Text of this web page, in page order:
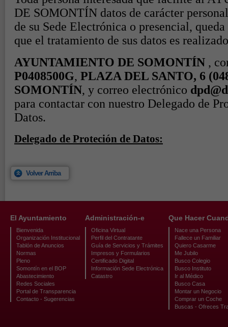
Volver Arriba
El Ayuntamiento
Bienvenida
Organización Institucional
Tablón de Anuncios
Normas
Pleno
Somontín en el BOP
Abastecimiento
Redes Sociales
Portal de Transparencia
Contacto - Sugerencias
Administración-e
Oficina Virtual
Perfil del Contratante
Guía de Servicios y Trámites
Impresos y Formularios
Certificado Digital
Información Sede Electrónica
Catastro
Que Hacer
Nace una Persona
Fallece un Familiar
Quiero Casarme
Me Jubilo
Busco Colegio
Busco Instituto
Ir al Médico
Busco Casa
Montar un Negocio
Comprar un Coche
Buscas - Ofreces